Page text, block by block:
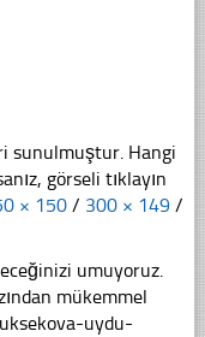
sunulmuştur. Hangi
görseli tıklayın
× 150 / 300 × 149 /
umuyoruz.
mükemmel
uydu-